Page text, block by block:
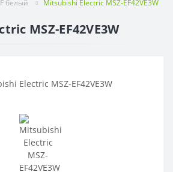
белый
Mitsubishi Electric MSZ-EF42VE3W
MSZ-EF42VE3W